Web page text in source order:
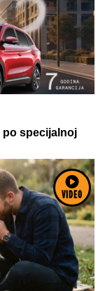
VIDEO